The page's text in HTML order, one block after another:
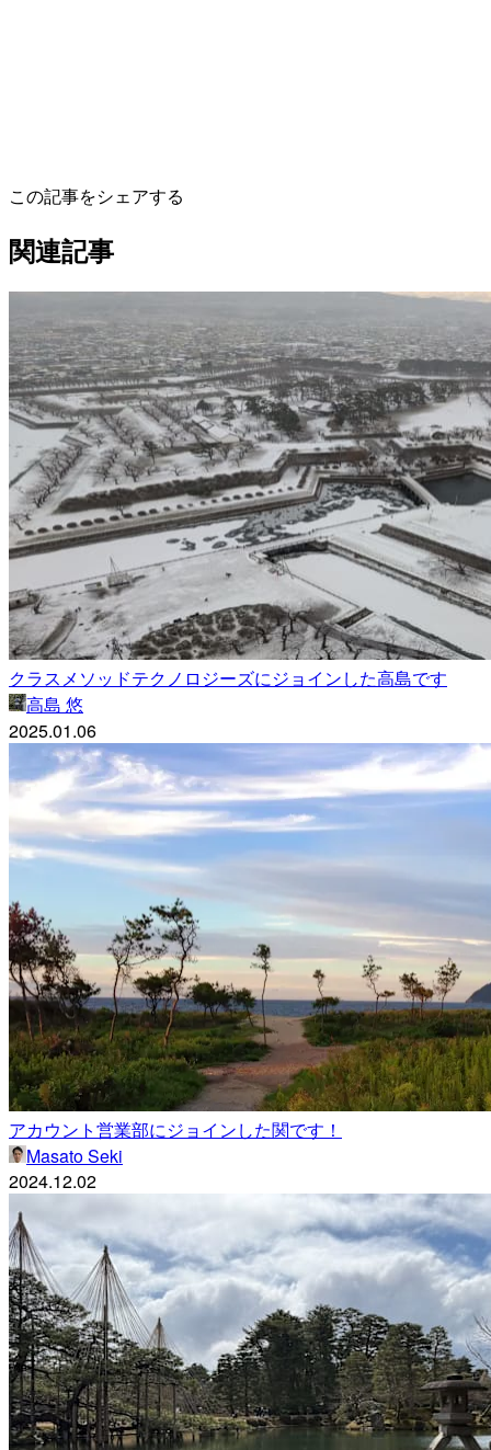
この記事をシェアする
関連記事
クラスメソッドテクノロジーズにジョインした高島です
高島 悠
2025.01.06
アカウント営業部にジョインした関です！
Masato Seki
2024.12.02